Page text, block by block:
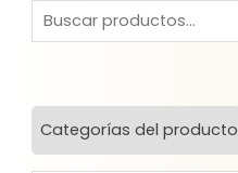
Categorías del producto